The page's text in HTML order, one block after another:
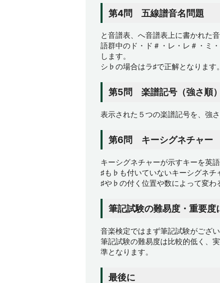
第4問 五線譜音名問題
と音譜表、へ音譜表上に書かれた
語群中のド・ド＃・レ・レ＃・ミ
します。
シ♭の場合はラ♯で正解となります。
第5問 楽譜記号（強さ順）
表示された５つの楽譜記号を、強
第6問 キーシグネチャー
キーシグネチャーが示すキーを英
♯も♭も付いていないキーシグネチ
♯や♭の付く位置や数によって変わ
筆記試験の難易度・重要度
音楽検定ではまず筆記試験がござ
筆記試験の難易度は比較的低く、
準となります。
最後に